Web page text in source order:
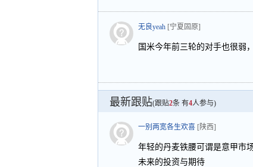
无良yeah [宁夏固原]
国米今年前三轮的对手也很弱
最新跟贴(跟贴2条 有4人参与)
一别两宽各生欢喜 [陕西]
年轻的丹麦铁腰可谓是意甲市
未来的投资与期待